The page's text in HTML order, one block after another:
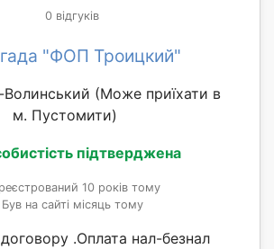
0 відгуків
"ФОП Троицкий"
(Може приїхати в
м. Пустомити)
підтверджена
10 років тому
Був на сайті місяць тому
.Оплата нал-безнал